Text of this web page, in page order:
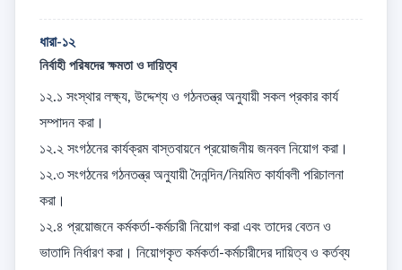
ধারা-১২
নির্বাহী পরিষদের ক্ষমতা ও দায়িত্ব
১২.১ সংস্থার লক্ষ্য, উদ্দেশ্য ও গঠনতন্ত্র অনুযায়ী সকল প্রকার কার্য
সম্পাদন করা।
১২.২ সংগঠনের কার্যক্রম বাস্তবায়নে প্রয়োজনীয় জনবল নিয়োগ করা।
১২.৩ সংগঠনের গঠনতন্ত্র অনুযায়ী দৈনন্দিন/নিয়মিত কার্যাবলী পরিচালনা
করা।
১২.৪ প্রয়োজনে কর্মকর্তা-কর্মচারী নিয়োগ করা এবং তাদের বেতন ও
ভাতাদি নির্ধারণ করা। নিয়োগকৃত কর্মকর্তা-কর্মচারীদের দায়িত্ব ও কর্তব্য